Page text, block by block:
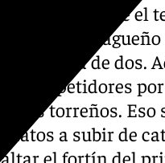
Mar mantiene el
Malagueño
cosa de dos.
competidores por
los torreños. Eso
a subir de
el fortín del